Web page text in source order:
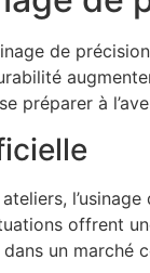
de
préparer à
offrent
un marché